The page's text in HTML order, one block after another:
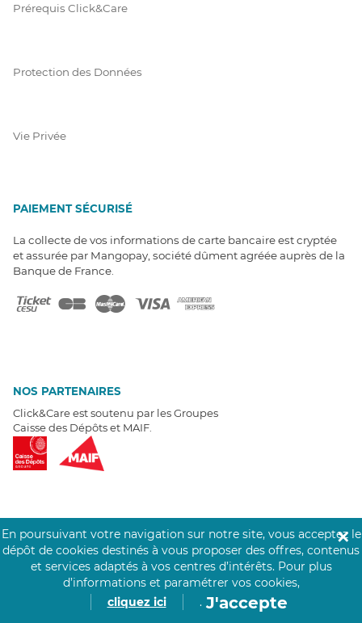
Prérequis Click&Care
Protection des Données
Vie Privée
PAIEMENT SÉCURISÉ
La collecte de vos informations de carte bancaire est cryptée
et assurée par Mangopay, société dûment agréée auprès de la
Banque de France.
NOS PARTENAIRES
Click&Care est soutenu par les Groupes
Caisse des Dépôts et MAIF.
Un besoin de recrutement ? Click&Care vous accompagne par
téléphone 7/7.
Être rappelé aujourd'hui
En poursuivant votre navigation sur notre site, vous acceptez le
dépôt de cookies destinés à vous proposer des offres, contenus
et services adaptés à vos centres d’intérêts. Pour plus
d’informations et paramétrer vos cookies,
cliquez ici
. J'accepte
✕